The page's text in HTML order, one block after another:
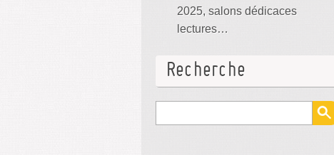
2025, salons dédicaces
lectures…
Recherche